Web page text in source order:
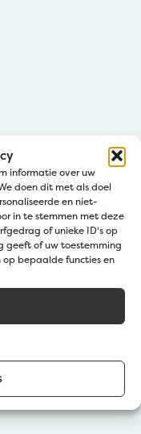
informatie over uw
doen dit met als doel
en niet-
in te stemmen met deze
of unieke ID's op
geeft of uw toestemming
bepaalde functies en